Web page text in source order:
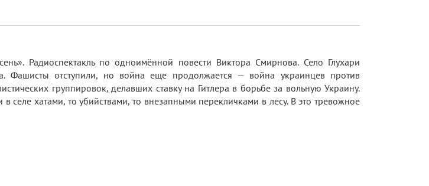
Радиоспектакль по одноимённой повести Виктора Смирнова. Село Глухари
Фашисты отступили, но война еще продолжается — война украинцев против
группировок, делавших ставку на Гитлера в борьбе за вольную Украину.
селе хатами, то убийствами, то внезапными перекличками в лесу. В это тревожное